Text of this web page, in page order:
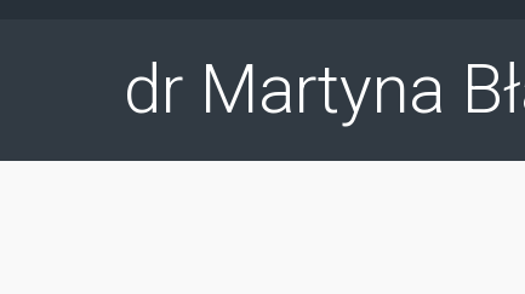
dr Martyna